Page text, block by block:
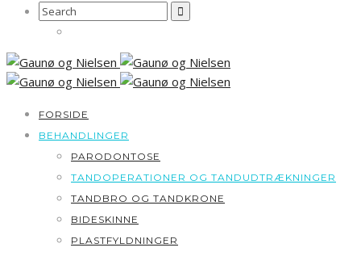
Search
FORSIDE
BEHANDLINGER
PARODONTOSE
TANDOPERATIONER OG TANDUDTRÆKNINGER
TANDBRO OG TANDKRONE
BIDESKINNE
PLASTFYLDNINGER